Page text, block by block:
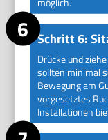
Schritt 6:
Drücke und
sollten minimal
Bewegung am
vorgesetztes
Installationen